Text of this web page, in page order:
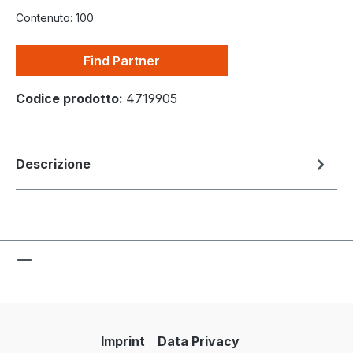
Contenuto: 100
Find Partner
Codice prodotto: 4719905
Descrizione
Imprint Data Privacy